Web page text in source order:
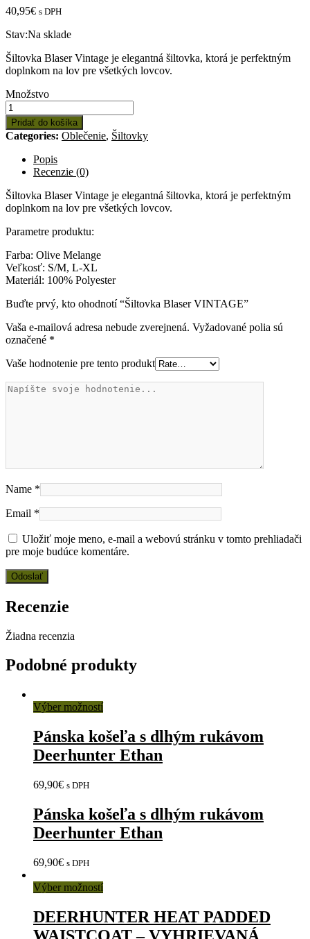
40,95€ s DPH
Stav:Na sklade
Šiltovka Blaser Vintage je elegantná šiltovka, ktorá je perfektným
doplnkom na lov pre všetkých lovcov.
Množstvo:
Šiltovka
Blaser
VINTAGE
Množstvo
Pridať do košíka
Categories: Oblečenie, Šiltovky
Popis
Recenzie (0)
Šiltovka Blaser Vintage je elegantná šiltovka, ktorá je perfektným
doplnkom na lov pre všetkých lovcov.
Parametre produktu:
Farba: Olive Melange
Veľkosť: S/M, L-XL
Materiál: 100% Polyester
Buďte prvý, kto ohodnotí “Šiltovka Blaser VINTAGE”
Vaša e-mailová adresa nebude zverejnená. Vyžadované polia sú
označené *
Vaše hodnotenie pre tento produkt
Name *
Email *
Uložiť moje meno, e-mail a webovú stránku v tomto prehliadači
pre moje budúce komentáre.
Recenzie
Žiadna recenzia
Podobné produkty
Výber možností
Pánska košeľa s dlhým rukávom
Deerhunter Ethan
69,90€ s DPH
Pánska košeľa s dlhým rukávom
Deerhunter Ethan
69,90€ s DPH
Výber možností
DEERHUNTER HEAT PADDED